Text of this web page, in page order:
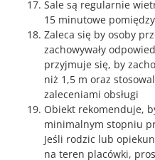
Sale są regularnie
15 minutowe
Zaleca się by osoby
zachowywały
przyjmuje się, by
niż 1,5 m oraz
zaleceniami obsługi
Obiekt rekomenduje,
minimalnym stopniu
Jeśli rodzic lub
na teren placówki,